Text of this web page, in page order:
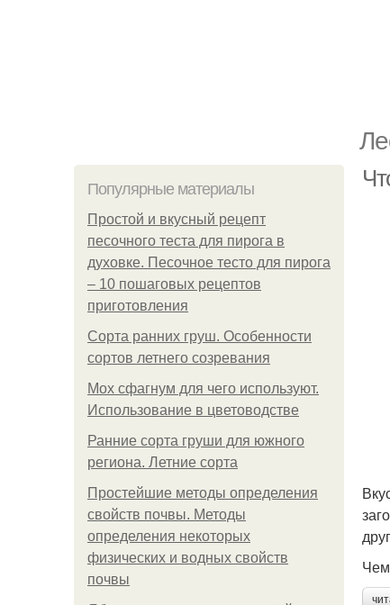
Популярные материалы
Простой и вкусный рецепт
песочного теста для пирога в
духовке. Песочное тесто для пирога
– 10 пошаговых рецептов
приготовления
Сорта ранних груш. Особенности
сортов летнего созревания
Мох сфагнум для чего используют.
Использование в цветоводстве
Ранние сорта груши для южного
региона. Летние сорта
Простейшие методы определения
свойств почвы. Методы
определения некоторых
физических и водных свойств
почвы